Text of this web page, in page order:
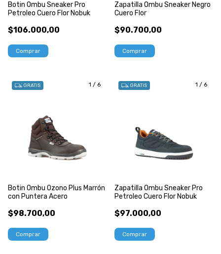
Botin Ombu Sneaker Pro
Petroleo Cuero Flor Nobuk
$106.000,00
Comprar
Zapatilla Ombu Sneaker Negro
Cuero Flor
$90.700,00
Comprar
1 / 6
GRATIS
Botin Ombu Ozono Plus Marrón
con Puntera Acero
$98.700,00
Comprar
1 / 6
GRATIS
Zapatilla Ombu Sneaker Pro
Petroleo Cuero Flor Nobuk
$97.000,00
Comprar